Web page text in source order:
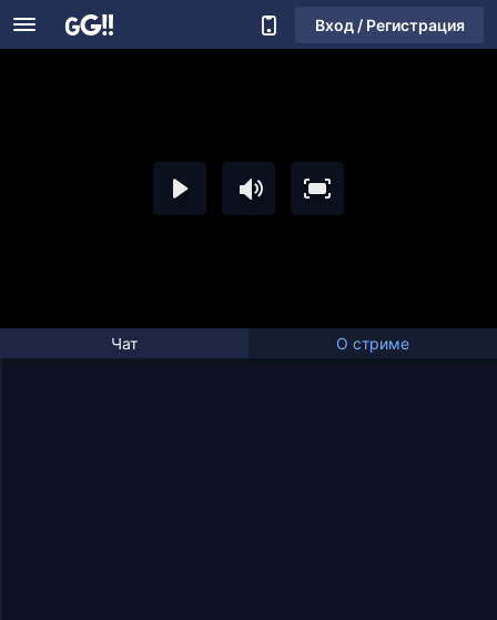
Вход / Регистрация
Чат О стриме